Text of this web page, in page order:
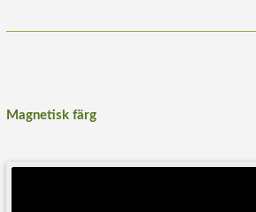
Magnetisk färg